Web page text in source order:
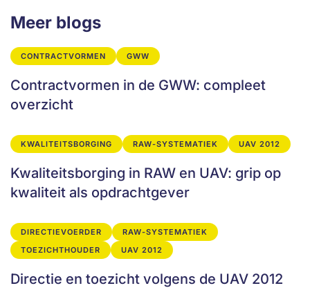
Meer blogs
CONTRACTVORMEN GWW
Contractvormen in de GWW: compleet
overzicht
KWALITEITSBORGING RAW-SYSTEMATIEK UAV 2012
Kwaliteitsborging in RAW en UAV: grip op
kwaliteit als opdrachtgever
DIRECTIEVOERDER
RAW-SYSTEMATIEK
TOEZICHTHOUDER
UAV 2012
Directie en toezicht volgens de UAV 2012